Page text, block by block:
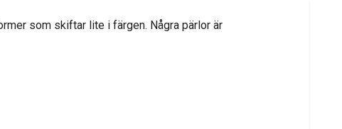
som skiftar lite i färgen. Några pärlor är